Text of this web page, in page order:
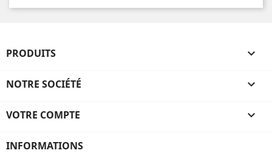
PRODUITS 
NOTRE SOCIÉTÉ 
VOTRE COMPTE 
INFORMATIONS